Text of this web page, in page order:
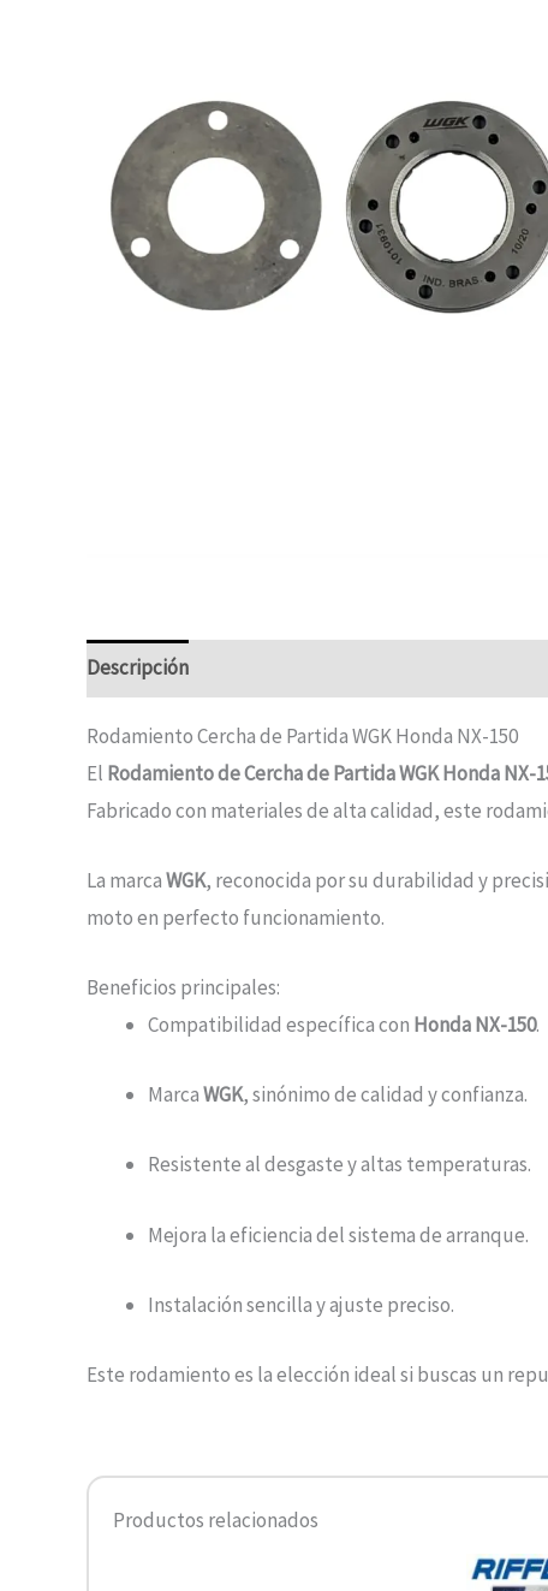
Descripción
Rodamiento Cercha de Partida WGK Honda NX-150
El Rodamiento de Cercha de Partida WGK Honda NX-
Fabricado con materiales de alta calidad, este
La marcaWGK, reconocida por su durabilidad y
moto en perfecto funcionamiento.
Beneficios principales:
Compatibilidad específica con Honda NX-150.
MarcaWGK, sinónimo de calidad y confianza.
Resistente al desgaste y altas temperaturas.
Mejora la eficiencia del sistema de arranque.
Instalación sencilla y ajuste preciso.
Este rodamiento es la elección ideal si buscas un
Productos relacionados